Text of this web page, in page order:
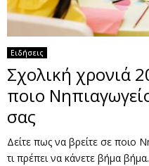
Ειδήσεις
Σχολική χρονιά
ποιο
σας
Δείτε πως να βρείτε σε ποιο
τι πρέπει να κάνετε βήμα